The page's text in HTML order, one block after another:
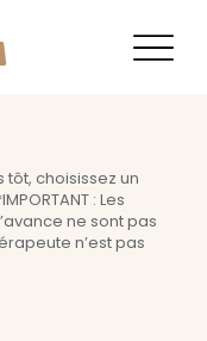
choisissez un
: Les
ne sont pas
n’est pas